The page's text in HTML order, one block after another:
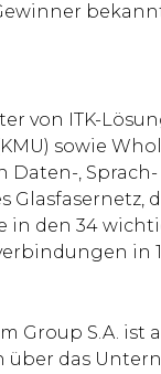
von ITK-
sowie
, Sprach-
in den 34
in
Group S.A.
über das